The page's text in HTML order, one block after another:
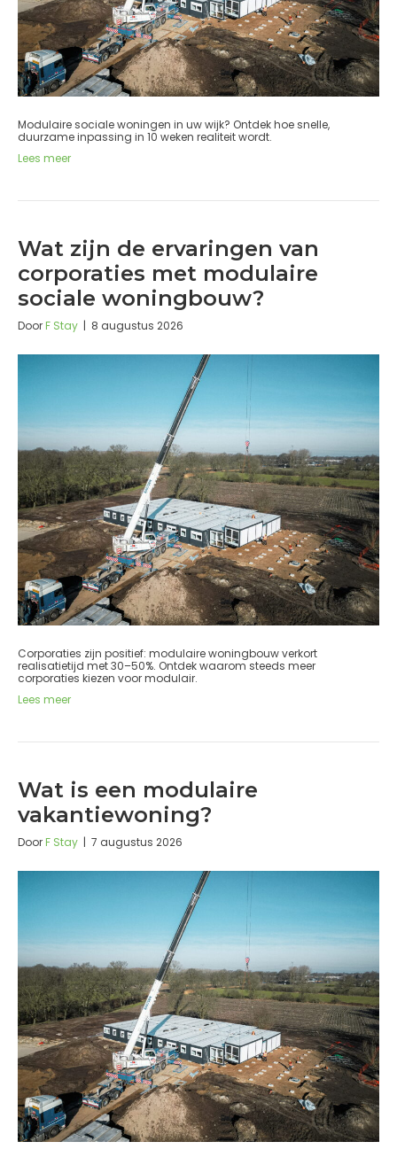
Modulaire sociale woningen in uw wijk? Ontdek hoe snelle,
duurzame inpassing in 10 weken realiteit wordt.
Lees meer
Wat zijn de ervaringen van
corporaties met modulaire
sociale woningbouw?
DoorF Stay | 8 augustus 2026
Corporaties zijn positief: modulaire woningbouw verkort
realisatietijd met 30–50%. Ontdek waarom steeds meer
corporaties kiezen voor modulair.
Lees meer
Wat is een modulaire
vakantiewoning?
DoorF Stay | 7 augustus 2026